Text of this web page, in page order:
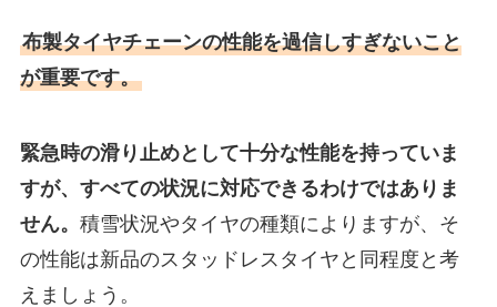
布製タイヤチェーンの性能を過信しすぎないこと
が重要です。
緊急時の滑り止めとして十分な性能を持っていま
すが、すべての状況に対応できるわけではありま
せん。 積雪状況やタイヤの種類によりますが、そ
の性能は新品のスタッドレスタイヤと同程度と考
えましょう。